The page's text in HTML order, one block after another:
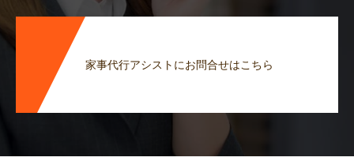
家事代行アシストにお問合せはこちら